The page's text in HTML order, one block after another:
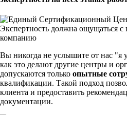
Экспертность должна ощущаться с
компанию
Вы никогда не услышите от нас "я
как это делают другие центры и
допускаются только опытные
квалификации. Такой подход
клиента и предоставить
документации.